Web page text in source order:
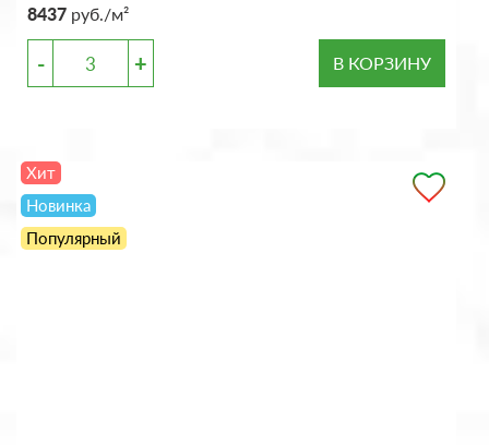
8437 руб./м²
- + В КОРЗИНУ
Хит
Новинка
Популярный